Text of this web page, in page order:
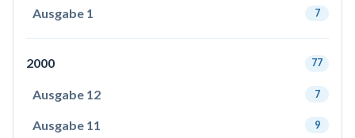
Ausgabe 1 7
2000 77
Ausgabe 12 7
Ausgabe 11 9